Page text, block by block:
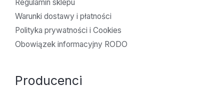
Regulamin sklepu
Warunki dostawy i płatności
Polityka prywatności i Cookies
Obowiązek informacyjny RODO
Producenci